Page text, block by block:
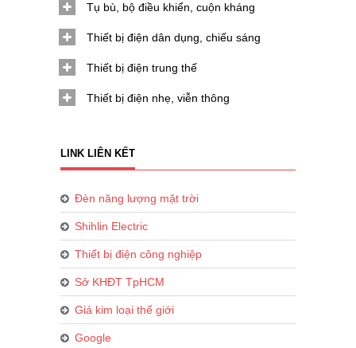
Tụ bù, bộ điều khiển, cuộn kháng
Thiết bị điện dân dụng, chiếu sáng
Thiết bị điện trung thế
Thiết bị điện nhẹ, viễn thông
LINK LIÊN KẾT
Đèn năng lượng mặt trời
Shihlin Electric
Thiết bị điện công nghiệp
Sở KHĐT TpHCM
Giá kim loại thế giới
Google